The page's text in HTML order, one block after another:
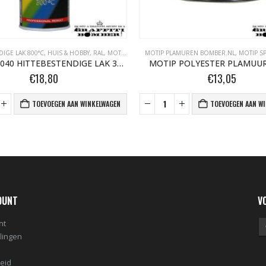
LAK 800°C, HUIS & HOBBY, RAL , MOTIP HITTEBESTENDIGE LAK 800°C BOMBER.NL ,
MOTIP 04040 HITTEBESTENDIGE LAK 300°C 400ML ROOD
€18,80
TOEVOEGEN AAN WINKELWAGEN
MOTIP PLAMUREN BOMBER.NL , MOTIP
MOTIP POLYESTER
€13,05
TOEVOEGEN AAN